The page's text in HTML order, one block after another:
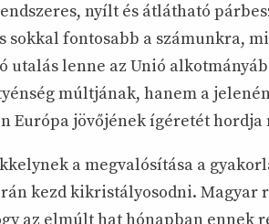
nyílt és átlátható
sokkal fontosabb a számunkra,
utalás lenne az Unió
múltjának, hanem a
Európa jövőjének ígéretét hordja
a megvalósítása a
kezd kikristályosodni. Magyar